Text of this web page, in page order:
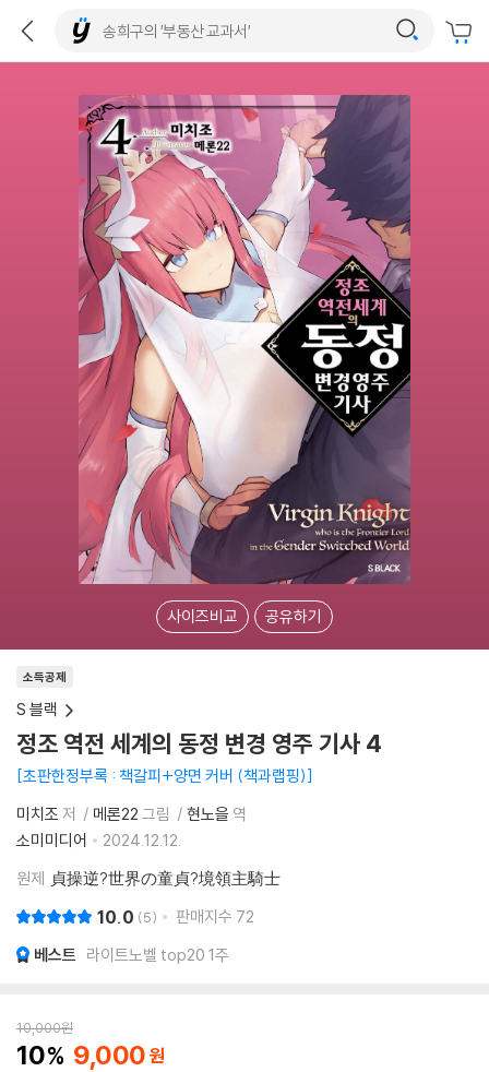
사이즈비교 공유하기
소득공제
S 블랙
정조 역전 세계의 동정 변경 영주 기사 4
초판한정부록 : 책갈피+양면 커버 (책과랩핑)
미치조 저 메론22 그림 현노을 역
소미미디어
2024.12.12.
원제 貞操逆?世界の童貞?境領主騎士
10.0 5 판매지수 72
베스트 라이트노벨 top20 1주
10,000원
10 9,000